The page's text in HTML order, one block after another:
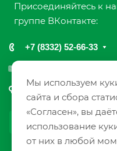
Присоединяйтесь к
группе ВКонтакте:
+7 (8332) 52-66-33
610033, Россия, г.
Мы используем
сайта и сбора
«Согласен», вы
использование
от них в любой